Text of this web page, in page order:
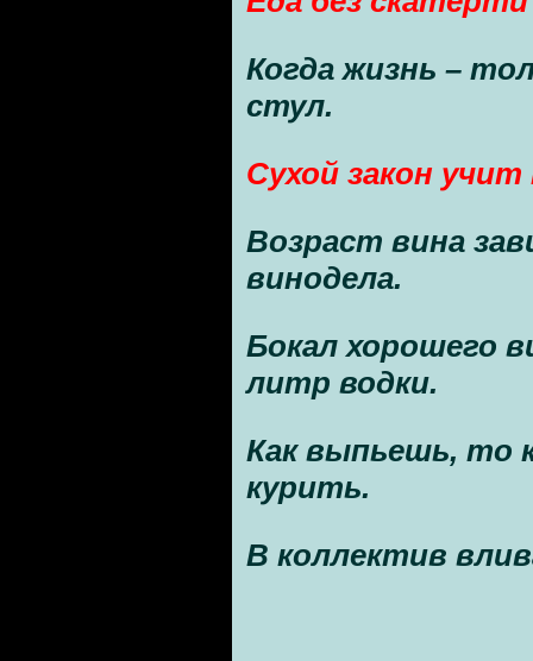
Когда жизнь –
стул.
Сухой закон
Возраст вина
винодела.
Бокал хорошего
литр водки.
Как выпьешь, то
курить.
В коллектив